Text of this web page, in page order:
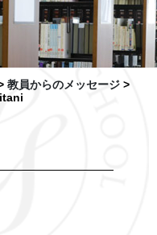
教員からのメッセージ>